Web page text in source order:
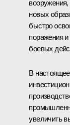
вооружения,
новых
быстро
поражения
боевых
В
увеличить